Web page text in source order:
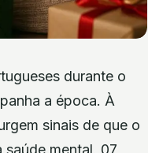
durante o
a época. À
sinais de que o
mental. 07